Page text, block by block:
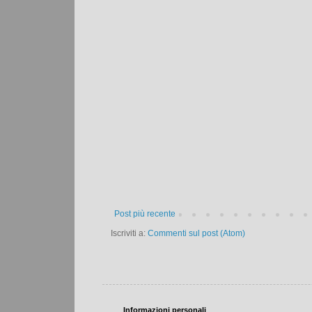
Post più recente
Iscriviti a: Commenti sul post (Atom)
Informazioni personali